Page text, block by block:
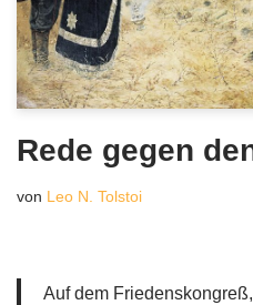
Rede gegen
von Leo N. Tolstoi
Auf dem